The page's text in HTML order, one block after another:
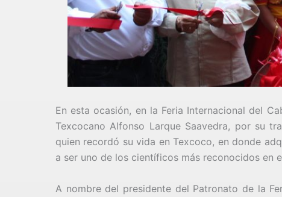
En esta ocasión, en la Feria Internacional del
Texcocano Alfonso Larque Saavedra, por su
quien recordó su vida en Texcoco, en donde
a ser uno de los científicos más reconocidos en
A nombre del presidente del Patronato de la